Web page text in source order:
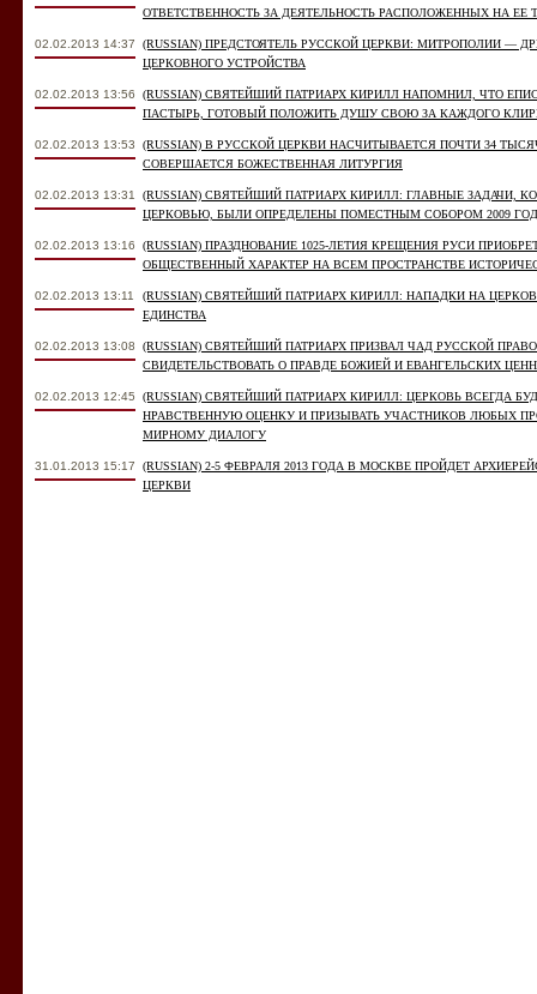
ОТВЕТСТВЕННОСТЬ ЗА ДЕЯТЕЛЬНОСТЬ РАСПОЛОЖЕННЫХ НА
02.02.2013 14:37
(RUSSIAN) ПРЕДСТОЯТЕЛЬ РУССКОЙ ЦЕРКВИ: МИТРОПОЛИИ —
ЦЕРКОВНОГО УСТРОЙСТВА
02.02.2013 13:56
(RUSSIAN) СВЯТЕЙШИЙ ПАТРИАРХ КИРИЛЛ НАПОМНИЛ, ЧТО
ПАСТЫРЬ, ГОТОВЫЙ ПОЛОЖИТЬ ДУШУ СВОЮ ЗА КАЖДОГО
02.02.2013 13:53
(RUSSIAN) В РУССКОЙ ЦЕРКВИ НАСЧИТЫВАЕТСЯ ПОЧТИ 34
СОВЕРШАЕТСЯ БОЖЕСТВЕННАЯ ЛИТУРГИЯ
02.02.2013 13:31
(RUSSIAN) СВЯТЕЙШИЙ ПАТРИАРХ КИРИЛЛ: ГЛАВНЫЕ ЗАДАЧИ,
ЦЕРКОВЬЮ, БЫЛИ ОПРЕДЕЛЕНЫ ПОМЕСТНЫМ СОБОРОМ 2009
02.02.2013 13:16
(RUSSIAN) ПРАЗДНОВАНИЕ 1025-ЛЕТИЯ КРЕЩЕНИЯ РУСИ
ОБЩЕСТВЕННЫЙ ХАРАКТЕР НА ВСЕМ ПРОСТРАНСТВЕ
02.02.2013 13:11
(RUSSIAN) СВЯТЕЙШИЙ ПАТРИАРХ КИРИЛЛ: НАПАДКИ НА
ЕДИНСТВА
02.02.2013 13:08
(RUSSIAN) СВЯТЕЙШИЙ ПАТРИАРХ ПРИЗВАЛ ЧАД РУССКОЙ
СВИДЕТЕЛЬСТВОВАТЬ О ПРАВДЕ БОЖИЕЙ И ЕВАНГЕЛЬСКИХ
02.02.2013 12:45
(RUSSIAN) СВЯТЕЙШИЙ ПАТРИАРХ КИРИЛЛ: ЦЕРКОВЬ ВСЕГДА
НРАВСТВЕННУЮ ОЦЕНКУ И ПРИЗЫВАТЬ УЧАСТНИКОВ ЛЮБЫХ
МИРНОМУ ДИАЛОГУ
31.01.2013 15:17
(RUSSIAN) 2-5 ФЕВРАЛЯ 2013 ГОДА В МОСКВЕ ПРОЙДЕТ
ЦЕРКВИ